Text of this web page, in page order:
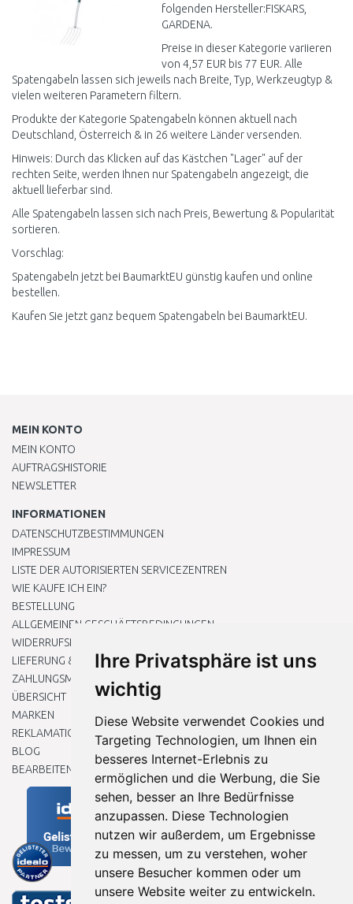
Ihre Privatsphäre ist uns
wichtig
Diese Website verwendet Cookies und
Targeting Technologien, um Ihnen ein
besseres Internet-Erlebnis zu
ermöglichen und die Werbung, die Sie
sehen, besser an Ihre Bedürfnisse
anzupassen. Diese Technologien
nutzen wir außerdem, um Ergebnisse
zu messen, um zu verstehen, woher
unsere Besucher kommen oder um
unsere Website weiter zu entwickeln.
folgenden Hersteller:FISKARS,
GARDENA.
Preise in dieser Kategorie variieren
von 4,57 EUR bis 77 EUR. Alle
Spatengabeln lassen sich jeweils nach Breite, Typ, Werkzeugtyp &
vielen weiteren Parametern filtern.
Produkte der Kategorie Spatengabeln können aktuell nach
Deutschland, Österreich & in 26 weitere Länder versenden.
Hinweis: Durch das Klicken auf das Kästchen "Lager" auf der
rechten Seite, werden Ihnen nur Spatengabeln angezeigt, die
aktuell lieferbar sind.
Alle Spatengabeln lassen sich nach Preis, Bewertung & Popularität
sortieren.
Vorschlag:
Spatengabeln jetzt bei BaumarktEU günstig kaufen und online
bestellen.
Kaufen Sie jetzt ganz bequem Spatengabeln bei BaumarktEU.
MEIN KONTO
MEIN KONTO
AUFTRAGSHISTORIE
NEWSLETTER
INFORMATIONEN
DATENSCHUTZBESTIMMUNGEN
IMPRESSUM
LISTE DER AUTORISIERTEN SERVICEZENTREN
WIE KAUFE ICH EIN?
BESTELLUNG
ALLGEMEINEN GESCHÄFTSBEDINGUNGEN
WIDERRUFSRECHT
LIEFERUNG & ZAHLUNG
ZAHLUNGSMETHODEN
ÜBERSICHT
MARKEN
REKLAMATIONEN UND RETOUREN
BLOG
BEARBEITEN SIE MEINE COOKIE-EINSTELLUNGEN